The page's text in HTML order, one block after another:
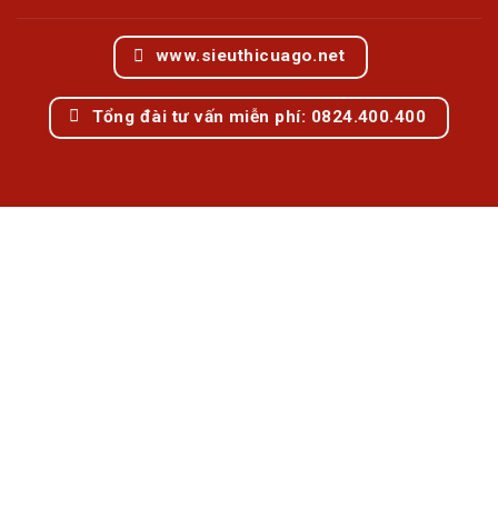
www.sieuthicuago.net
Tổng đài tư vấn miễn phí: 0824.400.400